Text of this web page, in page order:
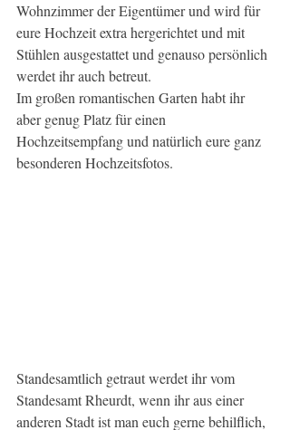
Wohnzimmer der Eigentümer und wird für
eure Hochzeit extra hergerichtet und mit
Stühlen ausgestattet und genauso persönlich
werdet ihr auch betreut.
Im großen romantischen Garten habt ihr
aber genug Platz für einen
Hochzeitsempfang und natürlich eure ganz
besonderen Hochzeitsfotos.
Standesamtlich getraut werdet ihr vom
Standesamt Rheurdt, wenn ihr aus einer
anderen Stadt ist man euch gerne behilflich,